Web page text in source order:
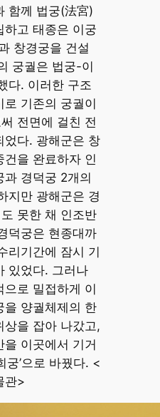
함께 법궁(法宮)
하고 태종은 이궁
창경궁을 건설
궁궐은 법궁-이
다. 이러한 구조
로 기존의 궁궐이
전면에 걸친 전
었다. 광해군은 창
건을 완료하자 인
과 경덕궁 2개의
지만 광해군은 경
못한 채 인조반
덕궁은 현종대까
리기간에 잠시 기
있었다. 그러나
으로 밀접하게 이
을 양궐체제의 한
상을 잡아 나갔고,
을 이곳에서 기거
궁’으로 바꿨다. <
관>